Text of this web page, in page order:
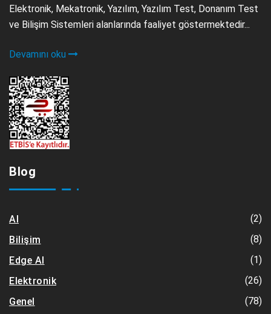
Elektronik, Mekatronik, Yazılım, Yazılım Test, Donanım Test
ve Bilişim Sistemleri alanlarında faaliyet göstermektedir...
Devamını oku
Blog
AI
(2)
Bilişim
(8)
Edge AI
(1)
Elektronik
(26)
Genel
(78)